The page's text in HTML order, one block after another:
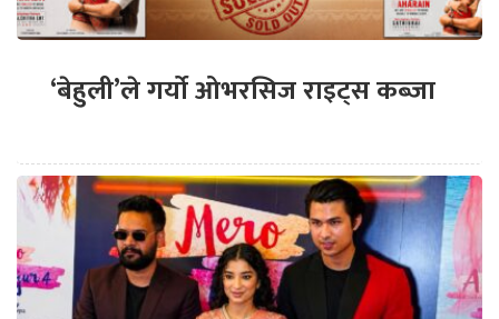
‘बेहुली’ले गर्यो ओभरसिज राइट्स कब्जा